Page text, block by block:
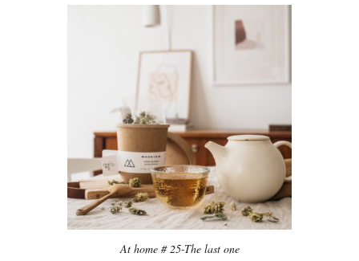
At home # 25-The last one